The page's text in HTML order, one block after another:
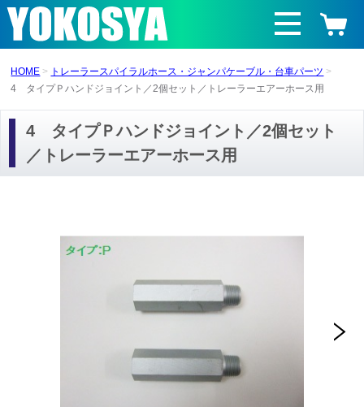
HOME
トレーラースパイラルホース・ジャンパケーブル・台車パーツ
4 タイプＰハンドジョイント／2個セット／トレーラーエアーホース用
4 タイプＰハンドジョイント／2個セット
／トレーラーエアーホース用